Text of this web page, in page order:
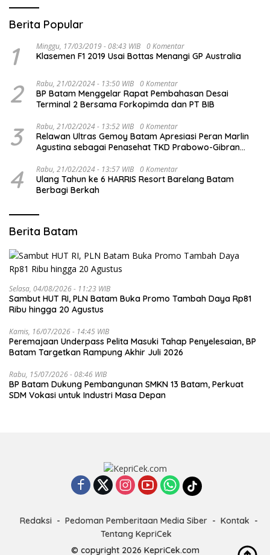
Berita Popular
1 Minggu, 17/03/2019 - 08:43 WIB 0 Komentar
Klasemen F1 2019 Usai Bottas Menangi GP Australia
2 Rabu, 21/02/2024 - 13:50 WIB 0 Komentar
BP Batam Menggelar Rapat Pembahasan Desai
Terminal 2 Bersama Forkopimda dan PT BIB
3 Rabu, 21/02/2024 - 13:52 WIB 0 Komentar
Relawan Ultras Gemoy Batam Apresiasi Peran Marlin
Agustina sebagai Penasehat TKD Prabowo-Gibran
4 Rabu, 21/02/2024 - 13:57 WIB 0 Komentar
Ulang Tahun ke 6 HARRIS Resort Barelang Batam
Berbagi Berkah
Berita Batam
Selasa, 04/08/2026 - 11:23 WIB
Sambut HUT RI, PLN Batam Buka Promo Tambah Daya Rp81
Ribu hingga 20 Agustus
Kamis, 16/07/2026 - 14:45 WIB
Peremajaan Underpass Pelita Masuki Tahap Penyelesaian, BP
Batam Targetkan Rampung Akhir Juli 2026
Rabu, 15/07/2026 - 08:46 WIB
BP Batam Dukung Pembangunan SMKN 13 Batam, Perkuat
SDM Vokasi untuk Industri Masa Depan
Redaksi Pedoman Pemberitaan Media Siber
Kontak
Tentang KepriCek
© copyright 2026 KepriCek.com